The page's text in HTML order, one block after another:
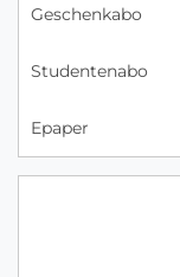
Geschenkabo
Studentenabo
Epaper